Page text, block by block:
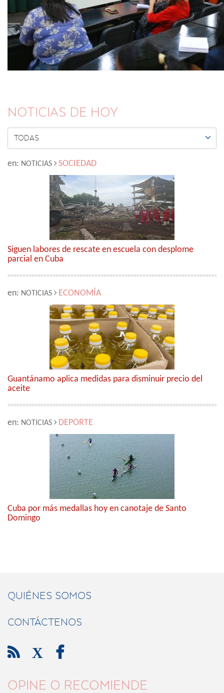
NOTICIAS DE HOY
TODAS 
en: NOTICIAS SOCIEDAD
Siguen labores de rescate en escuela con desplome
parcial en Cuba
en: NOTICIAS ECONOMÍA
Guantánamo aplica medidas para disminuir precio del
aceite
en: NOTICIAS DEPORTE
Cuba por más medallas hoy en canotaje de Santo
Domingo
QUIÉNES SOMOS
CONTÁCTENOS
 X 
OPINE O RECOMIENDE